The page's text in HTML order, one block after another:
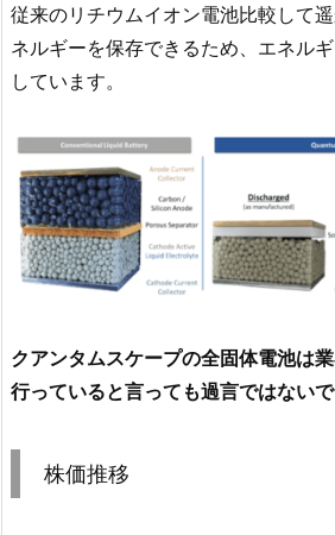
従来のリチウムイオン電池比較して
ネルギーを保存できるため、エネル
しています。
クアンタムスケープの全固体電池は
行っていると言っても過言ではないで
株価推移